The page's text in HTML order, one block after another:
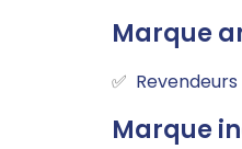
Marque
Marque